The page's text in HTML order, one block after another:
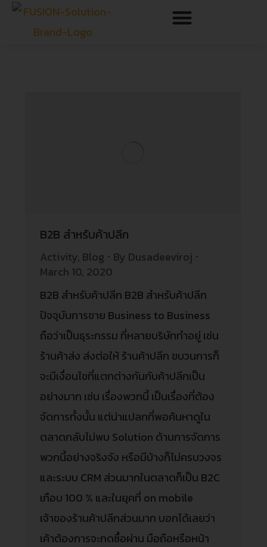
B2B สำหรับค้าปลีก
Activity, Blog By Dusadeeviroj
March 10, 2020
B2B สำหรับค้าปลีก B2B สำหรับค้าปลีก
ปัจจุบันการขาย Business to Business
ถือว่าเป็นธุระกรรม ที่หลายบริษัททำอยู่ เช่น
ร้านค้าส่ง ส่งต่อให้ ร้านค้าปลีก ขบวนการก็
จะมีเงื่อนไขที่แตกต่างกันกับค้าปลีกเป็น
อย่างมาก เช่น เรื่องพวกนี้ เป็นเรื่องที่ต้อง
จัดการทั้งนั้น แต่น่าแปลกที่พอค้นหาดูใน
ตลาดกลับไม่พบ Solution ด้านการจัดการ
พวกนี้อย่างจริงจัง หรือมีบ้างก็ไม่ครบวงจร
และระบบ CRM ส่วนมากในตลาดก็เป็น B2C
เกือบ 100 % และในยุคที่ on mobile
เจ้าของร้านค้าปลีกส่วนมาก บอกได้เลยว่า
เค้าต้องการจะกดซื้อผ่าน มือถือหรือหน้า